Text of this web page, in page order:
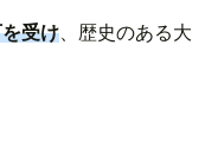
受け 、歴史のある大